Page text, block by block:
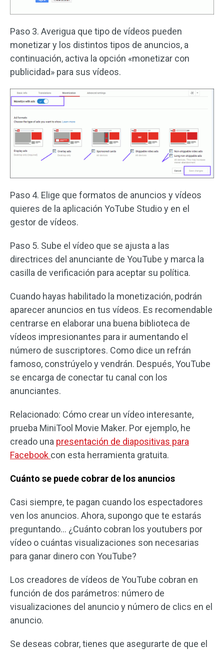
Paso 3. Averigua que tipo de vídeos pueden
monetizar y los distintos tipos de anuncios, a
continuación, activa la opción «monetizar con
publicidad» para sus vídeos.
Paso 4. Elige que formatos de anuncios y vídeos
quieres de la aplicación YoTube Studio y en el
gestor de vídeos.
Paso 5. Sube el vídeo que se ajusta a las
directrices del anunciante de YouTube y marca la
casilla de verificación para aceptar su política.
Cuando hayas habilitado la monetización, podrán
aparecer anuncios en tus vídeos. Es recomendable
centrarse en elaborar una buena biblioteca de
vídeos impresionantes para ir aumentando el
número de suscriptores. Como dice un refrán
famoso, constrúyelo y vendrán. Después, YouTube
se encarga de conectar tu canal con los
anunciantes.
Relacionado: Cómo crear un vídeo interesante,
prueba MiniTool Movie Maker. Por ejemplo, he
creado una presentación de diapositivas para
Facebook con esta herramienta gratuita.
Cuánto se puede cobrar de los anuncios
Casi siempre, te pagan cuando los espectadores
ven los anuncios. Ahora, supongo que te estarás
preguntando… ¿Cuánto cobran los youtubers por
vídeo o cuántas visualizaciones son necesarias
para ganar dinero con YouTube?
Los creadores de vídeos de YouTube cobran en
función de dos parámetros: número de
visualizaciones del anuncio y número de clics en el
anuncio.
Se deseas cobrar, tienes que asegurarte de que el